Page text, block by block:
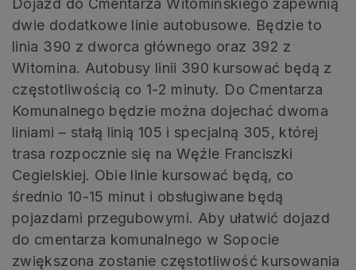
Dojazd do Cmentarza Witomińskiego zapewnią
dwie dodatkowe linie autobusowe. Będzie to
linia 390 z dworca głównego oraz 392 z
Witomina. Autobusy linii 390 kursować będą z
częstotliwością co 1-2 minuty. Do Cmentarza
Komunalnego będzie można dojechać dwoma
liniami – stałą linią 105 i specjalną 305, której
trasa rozpocznie się na Węźle Franciszki
Cegielskiej. Obie linie kursować będą, co
średnio 10-15 minut i obsługiwane będą
pojazdami przegubowymi. Aby ułatwić dojazd
do cmentarza komunalnego w Sopocie
zwiększona zostanie częstotliwość kursowania